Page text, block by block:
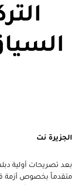
الجزيرة نت
بعد تصريحات أولية
متقدماً بخصوص أزمة